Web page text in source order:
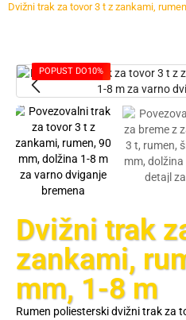
Dvižni trak za tovor 3 t z zankami,
POPUST DO10%
Dvižni trak
zankami,
mm, 1-8 m
Rumen poliesterski dvižni trak za